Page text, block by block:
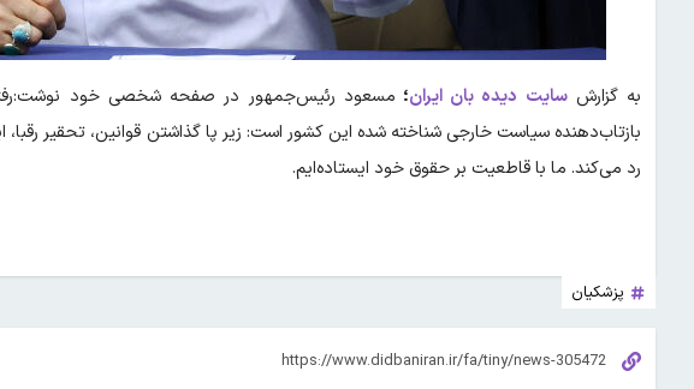
به گزارشسایت دیده بان ایران؛ مسعود رئیس‌جمهور در صفحه شخصی خود
بازتاب‌دهنده سیاست خارجی شناخته شده این کشور است: زیر پا گذاشتن قوانین، تحقیر رقبا،
رد می‌کند. ما با قاطعیت بر حقوق خود ایستاده‌ایم.
پزشکیان